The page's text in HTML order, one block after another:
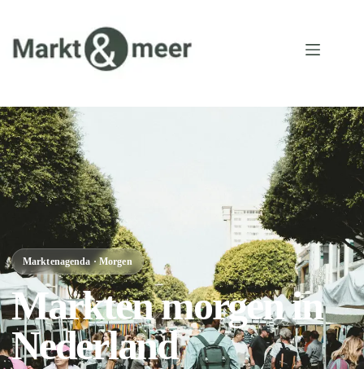
Marktenagenda · Morgen
Markten morgen in
Nederland